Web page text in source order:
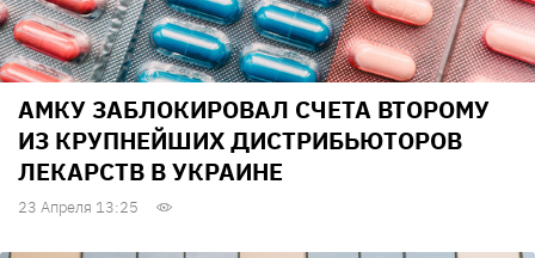
АМКУ ЗАБЛОКИРОВАЛ СЧЕТА ВТОРОМУ
ИЗ КРУПНЕЙШИХ ДИСТРИБЬЮТОРОВ
ЛЕКАРСТВ В УКРАИНЕ
23 Апреля 13:25